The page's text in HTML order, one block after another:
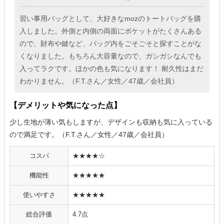
習い事用バッグとして、大好きなmozのトートバッグを購
入しました。外側と内側の両面にポケットがたくさんある
ので、財布や鍵など、バッグ内をごそごそと探すことがな
くなりました。もちろん大容量なので、ガシガシなんでも
入ってラクです。ほかの色も気になります！ 耐久性はまだ
わかりません。（F.T.さん／女性／47歳／会社員）
【デメリットや気になった点】
少し生地が薄い気もしますが、デザインも収納も気に入っている
ので満足です。（F.T.さん／女性／47歳／会社員）
コスパ ★★★★☆
機能性 ★★★★★
使いやすさ ★★★★★
総合評価 4.7点